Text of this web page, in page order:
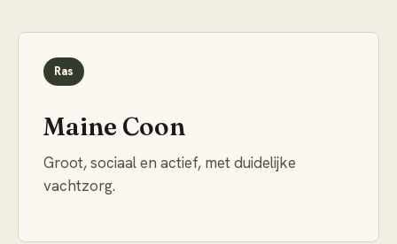
Ras
Maine Coon
Groot, sociaal en actief, met duidelijke
vachtzorg.